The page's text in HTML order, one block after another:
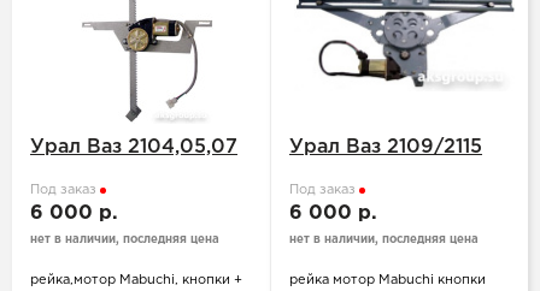
Урал Ваз 2104,05,07
Под заказ
6 000 р.
нет в наличии, последняя цена
рейка,мотор Mabuchi, кнопки +
Урал Ваз 2109/2115
Под заказ
6 000 р.
нет в наличии, последняя цена
рейка мотор Mabuchi кнопки